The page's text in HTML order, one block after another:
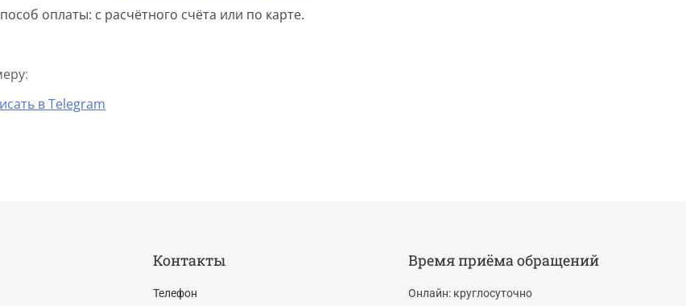
оплаты: с расчётного счёта или по карте.
:
в Telegram
Контакты
Телефон
Время приёма обращений
Онлайн: круглосуточно